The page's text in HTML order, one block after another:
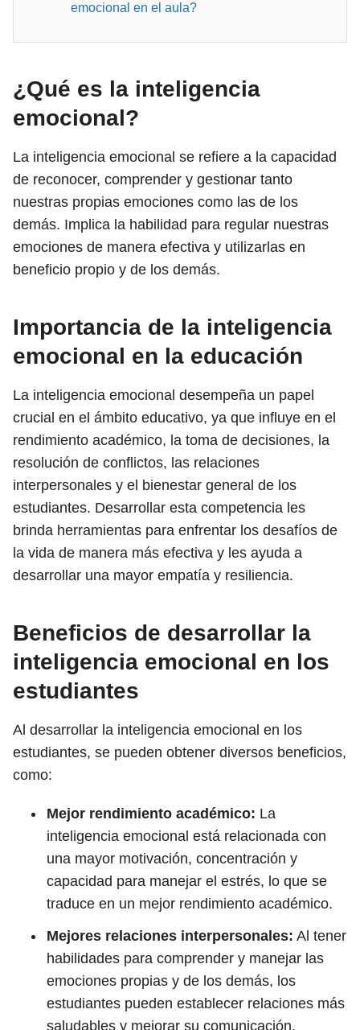
emocional en el aula?
¿Qué es la inteligencia
emocional?
La inteligencia emocional se refiere a la capacidad
de reconocer, comprender y gestionar tanto
nuestras propias emociones como las de los
demás. Implica la habilidad para regular nuestras
emociones de manera efectiva y utilizarlas en
beneficio propio y de los demás.
Importancia de la inteligencia
emocional en la educación
La inteligencia emocional desempeña un papel
crucial en el ámbito educativo, ya que influye en el
rendimiento académico, la toma de decisiones, la
resolución de conflictos, las relaciones
interpersonales y el bienestar general de los
estudiantes. Desarrollar esta competencia les
brinda herramientas para enfrentar los desafíos de
la vida de manera más efectiva y les ayuda a
desarrollar una mayor empatía y resiliencia.
Beneficios de desarrollar la
inteligencia emocional en los
estudiantes
Al desarrollar la inteligencia emocional en los
estudiantes, se pueden obtener diversos beneficios,
como:
Mejor rendimiento académico: La
inteligencia emocional está relacionada con
una mayor motivación, concentración y
capacidad para manejar el estrés, lo que se
traduce en un mejor rendimiento académico.
Mejores relaciones interpersonales: Al tener
habilidades para comprender y manejar las
emociones propias y de los demás, los
estudiantes pueden establecer relaciones más
saludables y mejorar su comunicación.